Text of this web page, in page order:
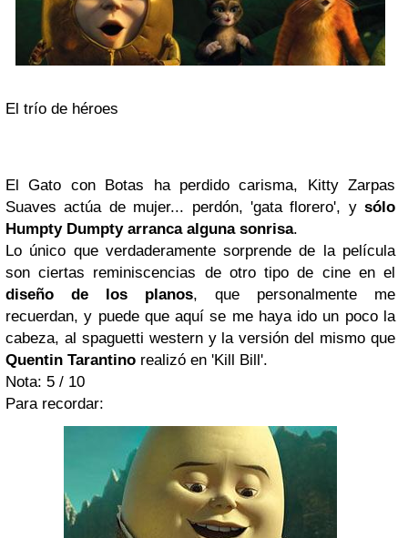
El trío de héroes
El Gato con Botas ha perdido carisma, Kitty Zarpas
Suaves actúa de mujer... perdón, 'gata florero', y sólo
Humpty Dumpty arranca alguna sonrisa.
Lo único que verdaderamente sorprende de la película
son ciertas reminiscencias de otro tipo de cine en el
diseño de los planos, que personalmente me
recuerdan, y puede que aquí se me haya ido un poco la
cabeza, al spaguetti western y la versión del mismo que
Quentin Tarantino realizó en 'Kill Bill'.
Nota: 5 / 10
Para recordar: